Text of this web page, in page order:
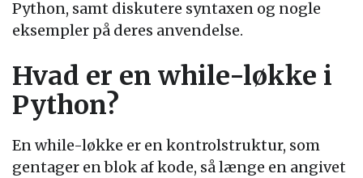
Python, samt diskutere syntaxen og nogle
eksempler på deres anvendelse.
Hvad er en while-løkke i
Python?
En while-løkke er en kontrolstruktur, som
gentager en blok af kode, så længe en angivet